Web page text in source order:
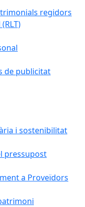
regidors
de publicitat
i sostenibilitat
pressupost
a Proveïdors